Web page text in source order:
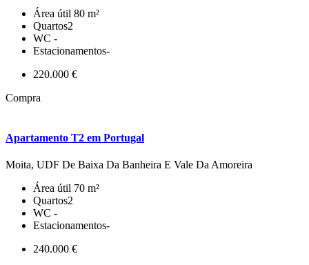
Área útil 80 m²
Quartos2
WC -
Estacionamentos-
220.000 €
Compra
Apartamento T2 em Portugal
Moita, UDF De Baixa Da Banheira E Vale Da Amoreira
Área útil 70 m²
Quartos2
WC -
Estacionamentos-
240.000 €